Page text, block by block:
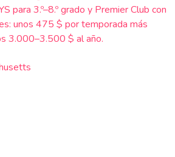
para 3.º–8.º grado y Premier Club con
unos 475 $ por temporada más
3.000–3.500 $ al año.